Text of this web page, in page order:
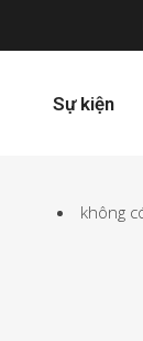
Sự kiện
không